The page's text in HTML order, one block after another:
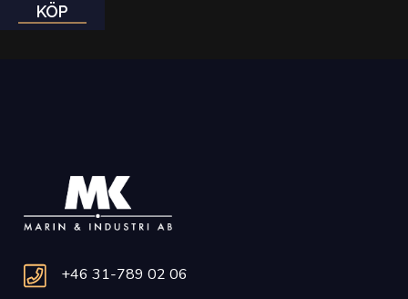
KÖP
+46 31-789 02 06